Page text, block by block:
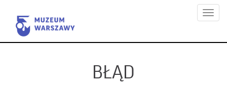
Menu
BŁĄD